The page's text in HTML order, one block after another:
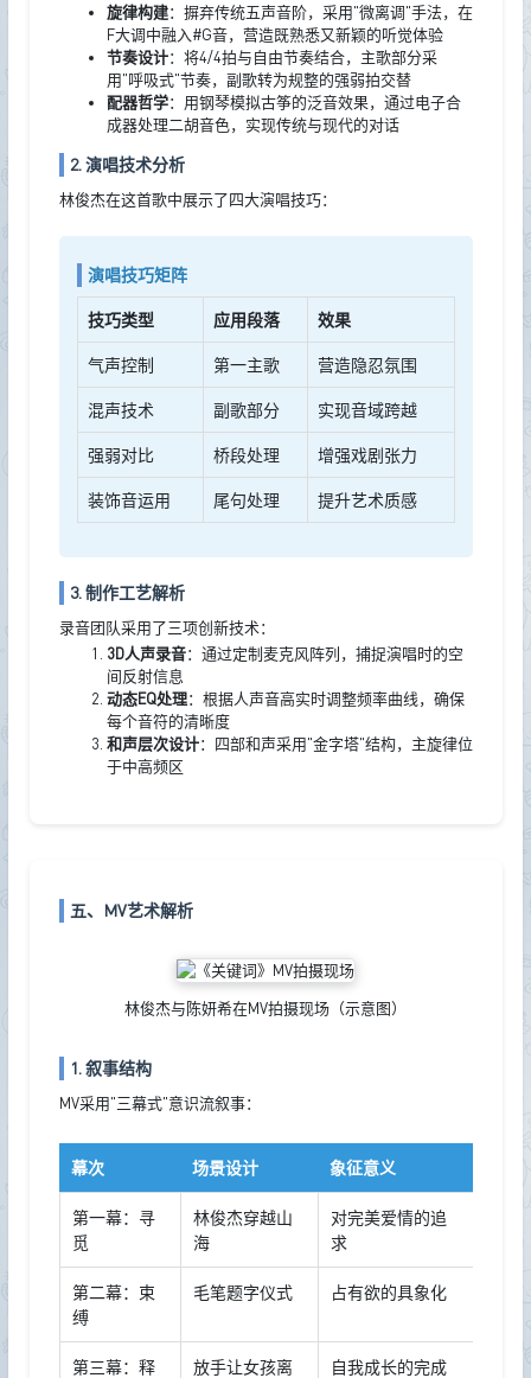
旋律构建：摒弃传统五声音阶，采用"微离调"手法，在
F大调中融入#G音，营造既熟悉又新颖的听觉体验
节奏设计：将4/4拍与自由节奏结合，主歌部分采
用"呼吸式"节奏，副歌转为规整的强弱拍交替
配器哲学：用钢琴模拟古筝的泛音效果，通过电子合
成器处理二胡音色，实现传统与现代的对话
2. 演唱技术分析
林俊杰在这首歌中展示了四大演唱技巧：
演唱技巧矩阵
技巧类型 应用段落 效果
气声控制 第一主歌 营造隐忍氛围
混声技术 副歌部分 实现音域跨越
强弱对比 桥段处理 增强戏剧张力
装饰音运用 尾句处理 提升艺术质感
3. 制作工艺解析
录音团队采用了三项创新技术：
3D人声录音：通过定制麦克风阵列，捕捉演唱时的空
间反射信息
动态EQ处理：根据人声音高实时调整频率曲线，确保
每个音符的清晰度
和声层次设计：四部和声采用"金字塔"结构，主旋律位
于中高频区
五、MV艺术解析
林俊杰与陈妍希在MV拍摄现场（示意图）
1. 叙事结构
MV采用"三幕式"意识流叙事：
幕次 场景设计 象征意义
第一幕：寻
觅
林俊杰穿越山
海
对完美爱情的追
求
第二幕：束
缚
毛笔题字仪式 占有欲的具象化
第三幕：释
放手让女孩离
自我成长的完成